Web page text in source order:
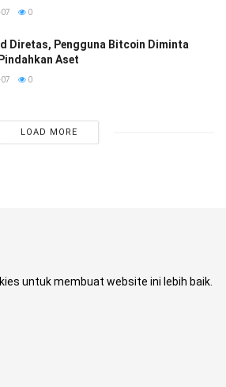
0
Diretas, Pengguna Bitcoin Diminta
Aset
0
LOAD MORE
untuk membuat website ini lebih baik.